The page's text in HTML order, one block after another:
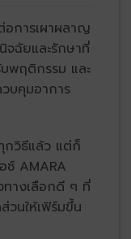
อการเผาผลาญ
จฉัยและรักษาที่
บพฤติกรรม และ
บคุมอาการ
กวิธีแล้ว แต่ก็
ซ์ AMARA
ทางเลือกดี ๆ ที่
วนให้เฟิร์มขึ้น